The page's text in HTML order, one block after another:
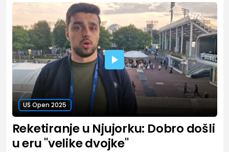
US Open 2025
Reketiranje u Njujorku: Dobro došli
u eru "velike dvojke"